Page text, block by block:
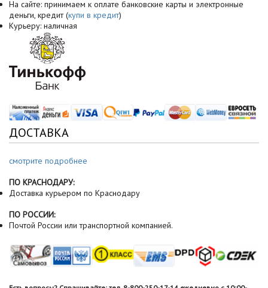
На сайте: принимаем к оплате банковские карты и электронные
деньги, кредит (купи в кредит)
Курьеру: наличная
ДОСТАВКА
смотрите подробнее
ПО КРАСНОДАРУ:
Доставка курьером по Краснодару
ПО РОССИИ:
Почтой России или транспортной компанией.